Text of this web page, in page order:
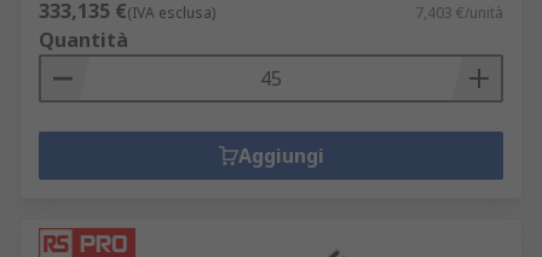
333,135 €(IVA esclusa) 7,403 €/unità
Quantità
Aggiungi